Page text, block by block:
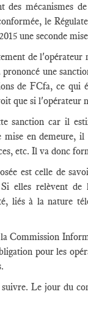
des mécanismes
le
une seconde
de l'opérateur
une
de FCfa, ce qui
que si l'opérateur
sanction car il
mise en demeure,
etc. Il va donc
est celle de
elles relèvent de
liés à la nature
la Commission
pour les
Le jour du